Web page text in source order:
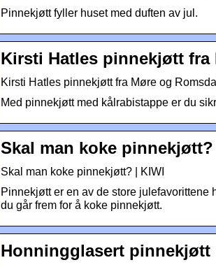
Pinnekjøtt fyller huset med duften av jul.
Kirsti Hatles pinnekjøtt fra
Kirsti Hatles pinnekjøtt fra Møre og
Med pinnekjøtt med kålrabistappe er du
Skal man koke pinnekjøtt?
Skal man koke pinnekjøtt? | KIWI
Pinnekjøtt er en av de store julefavorittene
du går frem for å koke pinnekjøtt.
Honningglasert